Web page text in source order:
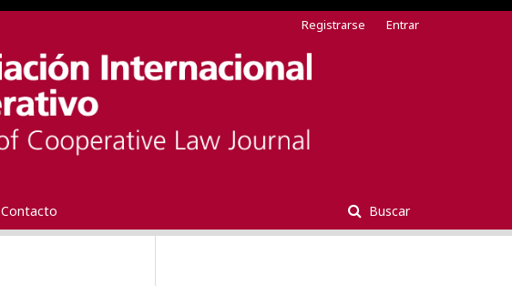
Contacto Buscar
Registrarse Entrar